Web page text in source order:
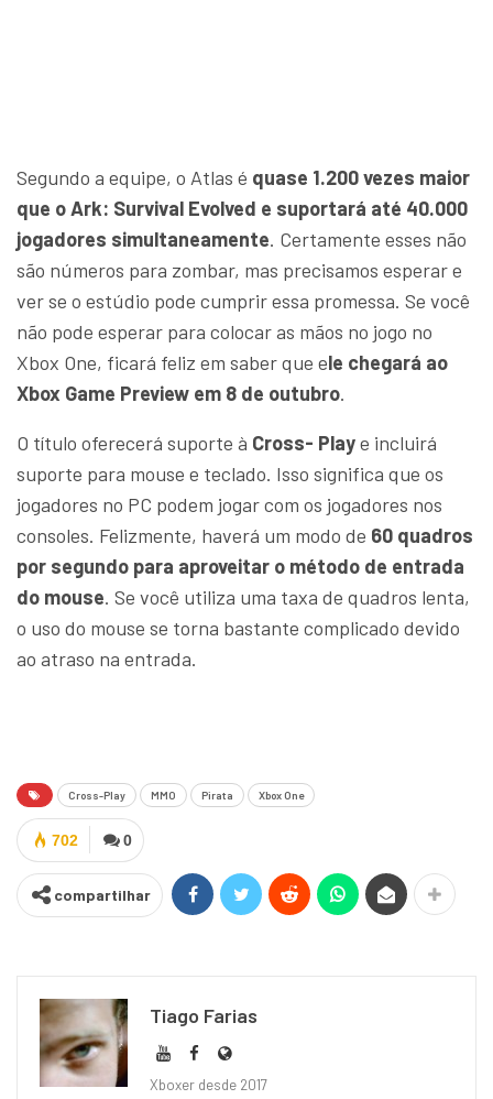
Segundo a equipe, o Atlas é quase 1.200 vezes maior
que o Ark: Survival Evolved e suportará até 40.000
jogadores simultaneamente. Certamente esses não
são números para zombar, mas precisamos esperar e
ver se o estúdio pode cumprir essa promessa. Se você
não pode esperar para colocar as mãos no jogo no
Xbox One, ficará feliz em saber que ele chegará ao
Xbox Game Preview em 8 de outubro.
O título oferecerá suporte à Cross- Playe incluirá
suporte para mouse e teclado. Isso significa que os
jogadores no PC podem jogar com os jogadores nos
consoles. Felizmente, haverá um modo de 60 quadros
por segundo para aproveitar o método de entrada
do mouse. Se você utiliza uma taxa de quadros lenta,
o uso do mouse se torna bastante complicado devido
ao atraso na entrada.
Cross-Play MMO Pirata Xbox One
0
702
compartilhar
Tiago Farias
Xboxer desde 2017